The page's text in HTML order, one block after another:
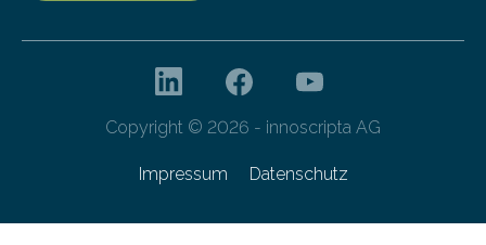
Copyright © 2026 - innoscripta AG
Impressum Datenschutz